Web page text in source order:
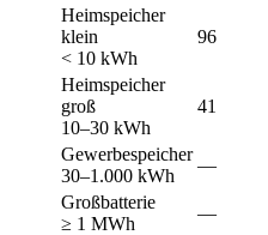
Heimspeicher
klein
< 10 kWh
96
Heimspeicher
groß
10–30 kWh
41
Gewerbespeicher
30–1.000 kWh
—
Großbatterie
≥ 1 MWh
—